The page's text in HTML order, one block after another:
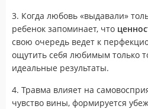
3. Когда любовь «выдавали»
ребенок запоминает, что
свою очередь ведет к
ощутить себя любимым только
идеальные результаты.
4. Травма влияет на
чувство вины, формируется